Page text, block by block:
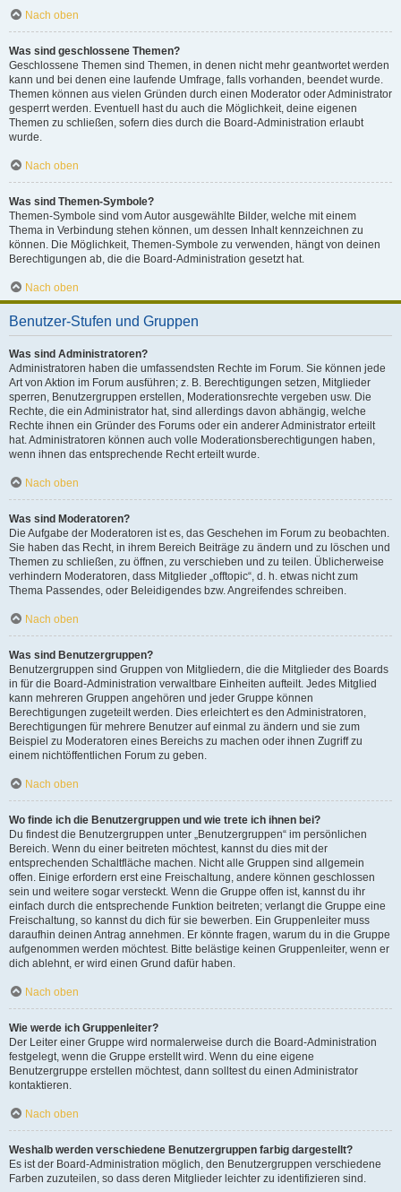
Nach oben
Was sind geschlossene Themen?
Geschlossene Themen sind Themen, in denen nicht mehr geantwortet werden
kann und bei denen eine laufende Umfrage, falls vorhanden, beendet wurde.
Themen können aus vielen Gründen durch einen Moderator oder Administrator
gesperrt werden. Eventuell hast du auch die Möglichkeit, deine eigenen
Themen zu schließen, sofern dies durch die Board-Administration erlaubt
wurde.
Nach oben
Was sind Themen-Symbole?
Themen-Symbole sind vom Autor ausgewählte Bilder, welche mit einem
Thema in Verbindung stehen können, um dessen Inhalt kennzeichnen zu
können. Die Möglichkeit, Themen-Symbole zu verwenden, hängt von deinen
Berechtigungen ab, die die Board-Administration gesetzt hat.
Nach oben
Benutzer-Stufen und Gruppen
Was sind Administratoren?
Administratoren haben die umfassendsten Rechte im Forum. Sie können jede
Art von Aktion im Forum ausführen; z. B. Berechtigungen setzen, Mitglieder
sperren, Benutzergruppen erstellen, Moderationsrechte vergeben usw. Die
Rechte, die ein Administrator hat, sind allerdings davon abhängig, welche
Rechte ihnen ein Gründer des Forums oder ein anderer Administrator erteilt
hat. Administratoren können auch volle Moderationsberechtigungen haben,
wenn ihnen das entsprechende Recht erteilt wurde.
Nach oben
Was sind Moderatoren?
Die Aufgabe der Moderatoren ist es, das Geschehen im Forum zu beobachten.
Sie haben das Recht, in ihrem Bereich Beiträge zu ändern und zu löschen und
Themen zu schließen, zu öffnen, zu verschieben und zu teilen. Üblicherweise
verhindern Moderatoren, dass Mitglieder „offtopic“, d. h. etwas nicht zum
Thema Passendes, oder Beleidigendes bzw. Angreifendes schreiben.
Nach oben
Was sind Benutzergruppen?
Benutzergruppen sind Gruppen von Mitgliedern, die die Mitglieder des Boards
in für die Board-Administration verwaltbare Einheiten aufteilt. Jedes Mitglied
kann mehreren Gruppen angehören und jeder Gruppe können
Berechtigungen zugeteilt werden. Dies erleichtert es den Administratoren,
Berechtigungen für mehrere Benutzer auf einmal zu ändern und sie zum
Beispiel zu Moderatoren eines Bereichs zu machen oder ihnen Zugriff zu
einem nichtöffentlichen Forum zu geben.
Nach oben
Wo finde ich die Benutzergruppen und wie trete ich ihnen bei?
Du findest die Benutzergruppen unter „Benutzergruppen“ im persönlichen
Bereich. Wenn du einer beitreten möchtest, kannst du dies mit der
entsprechenden Schaltfläche machen. Nicht alle Gruppen sind allgemein
offen. Einige erfordern erst eine Freischaltung, andere können geschlossen
sein und weitere sogar versteckt. Wenn die Gruppe offen ist, kannst du ihr
einfach durch die entsprechende Funktion beitreten; verlangt die Gruppe eine
Freischaltung, so kannst du dich für sie bewerben. Ein Gruppenleiter muss
daraufhin deinen Antrag annehmen. Er könnte fragen, warum du in die Gruppe
aufgenommen werden möchtest. Bitte belästige keinen Gruppenleiter, wenn er
dich ablehnt, er wird einen Grund dafür haben.
Nach oben
Wie werde ich Gruppenleiter?
Der Leiter einer Gruppe wird normalerweise durch die Board-Administration
festgelegt, wenn die Gruppe erstellt wird. Wenn du eine eigene
Benutzergruppe erstellen möchtest, dann solltest du einen Administrator
kontaktieren.
Nach oben
Weshalb werden verschiedene Benutzergruppen farbig dargestellt?
Es ist der Board-Administration möglich, den Benutzergruppen verschiedene
Farben zuzuteilen, so dass deren Mitglieder leichter zu identifizieren sind.